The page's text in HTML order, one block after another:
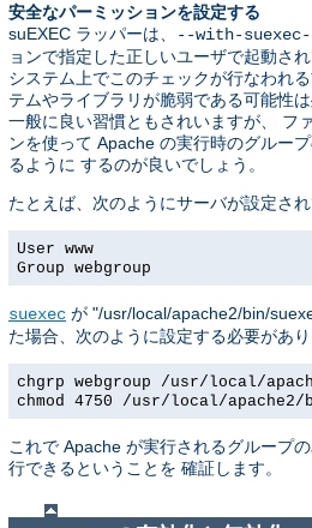
安全なパーミッションを設定する
suEXEC ラッパーは、
--with-
ョンで指定した正しいユーザで起動さ
システム上でこのチェックが行なわれ
テムやライブラリが脆弱である可能性
一般に良い習慣ともされいますが、 フ
ンを使って Apache の実行時のグルー
るように するのが良いでしょう。
たとえば、次のようにサーバが設定され
User www
Group webgroup
suexec が "/usr/local/apache2/bin/
た場合、次のように設定する必要があり
chgrp webgroup /usr/local/
chmod 4750 /usr/local/apache2/
これで Apache が実行されるグループ
行できるということを 確証します。